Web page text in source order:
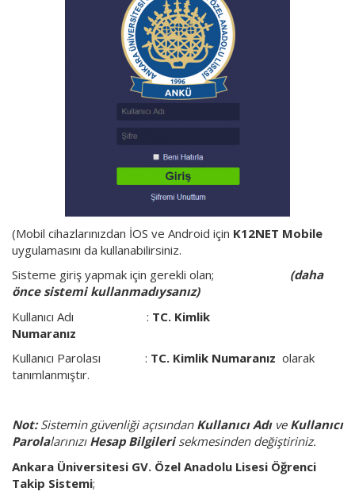
(Mobil cihazlarınızdan İOS ve Android için K12NET Mobile
uygulamasını da kullanabilirsiniz.
Sisteme giriş yapmak için gerekli olan; (daha
önce sistemi kullanmadıysanız)
Kullanıcı Adı : TC. Kimlik
Numaranız
Kullanıcı Parolası : TC. Kimlik Numaranız olarak
tanımlanmıştır.
Not:Sistemin güvenliği açısından Kullanıcı Adıve Kullanıcı
Parolalarınızı Hesap Bilgileri sekmesinden değiştiriniz.
Ankara Üniversitesi GV. Özel Anadolu Lisesi Öğrenci
Takip Sistemi;